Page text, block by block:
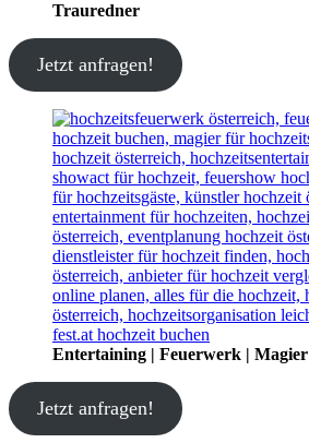
Trauredner
Jetzt anfragen!
Entertaining | Feuerwerk | Magier
Jetzt anfragen!